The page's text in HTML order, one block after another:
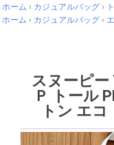
ホーム
カジュアルバッグ
ホーム
カジュアルバッグ
スヌーピー
Ｐ トール
トン エ